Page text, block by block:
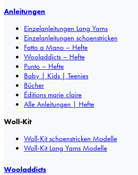
Anleitungen
Einzelanleitungen Lang Yarns
Einzelanleitungen schoenstricken
Fatto a Mano – Hefte
Wooladdicts – Hefte
Punto – Hefte
Baby | Kids | Teenies
Bücher
Éditions marie claire
Alle Anleitungen | Hefte
Woll-Kit
Woll-Kit schoenstricken Modelle
Woll-Kit Lang Yarns Modelle
Wooladdicts